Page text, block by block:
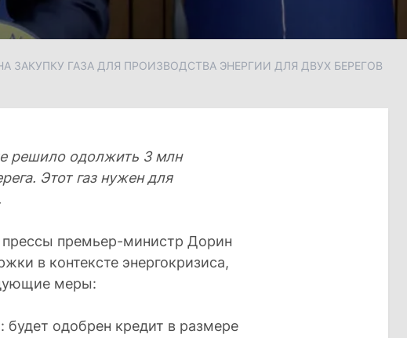
ЗАКУПКУ ГАЗА ДЛЯ ПРОИЗВОДСТВА ЭНЕРГИИ ДЛЯ ДВУХ БЕРЕГОВ
решило одолжить 3 млн
Этот газ нужен для
премьер-министр Дорин
в контексте энергокризиса,
меры:
одобрен кредит в размере